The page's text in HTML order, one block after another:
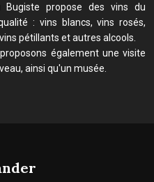
Bugiste propose des vins du
: vins blancs, vins rosés,
pétillants et autres alcools.
également une visite
ainsi qu'un musée.